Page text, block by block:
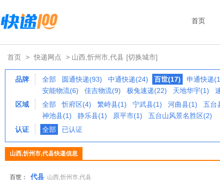
首页
首页 > 快递网点 > 山西,忻州市,代县 [切换城市]
品牌 全部 圆通快递(93) 中通快递(24) 百世(17)
申通快递
安能物流(6)
佳吉物流(9) 极兔速递(22) 天地华宇(1)
区域
全部 忻府区(4) 繁峙县(1) 宁武县(1) 河曲县(1)
五台
神池县(1)
静乐县(1) 原平市(1)
五台山风景名胜区(2)
认证
全部 已认证
山西,忻州市,代县快递信息
百世： 代县 山西,忻州市,代县